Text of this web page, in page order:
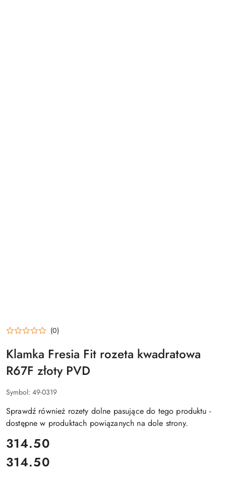
(0)
Klamka Fresia Fit rozeta kwadratowa
R67F złoty PVD
Symbol: 49-0319
Sprawdź również rozety dolne pasujące do tego produktu -
dostępne w produktach powiązanych na dole strony.
cena:
314.50
Cena:
314.50